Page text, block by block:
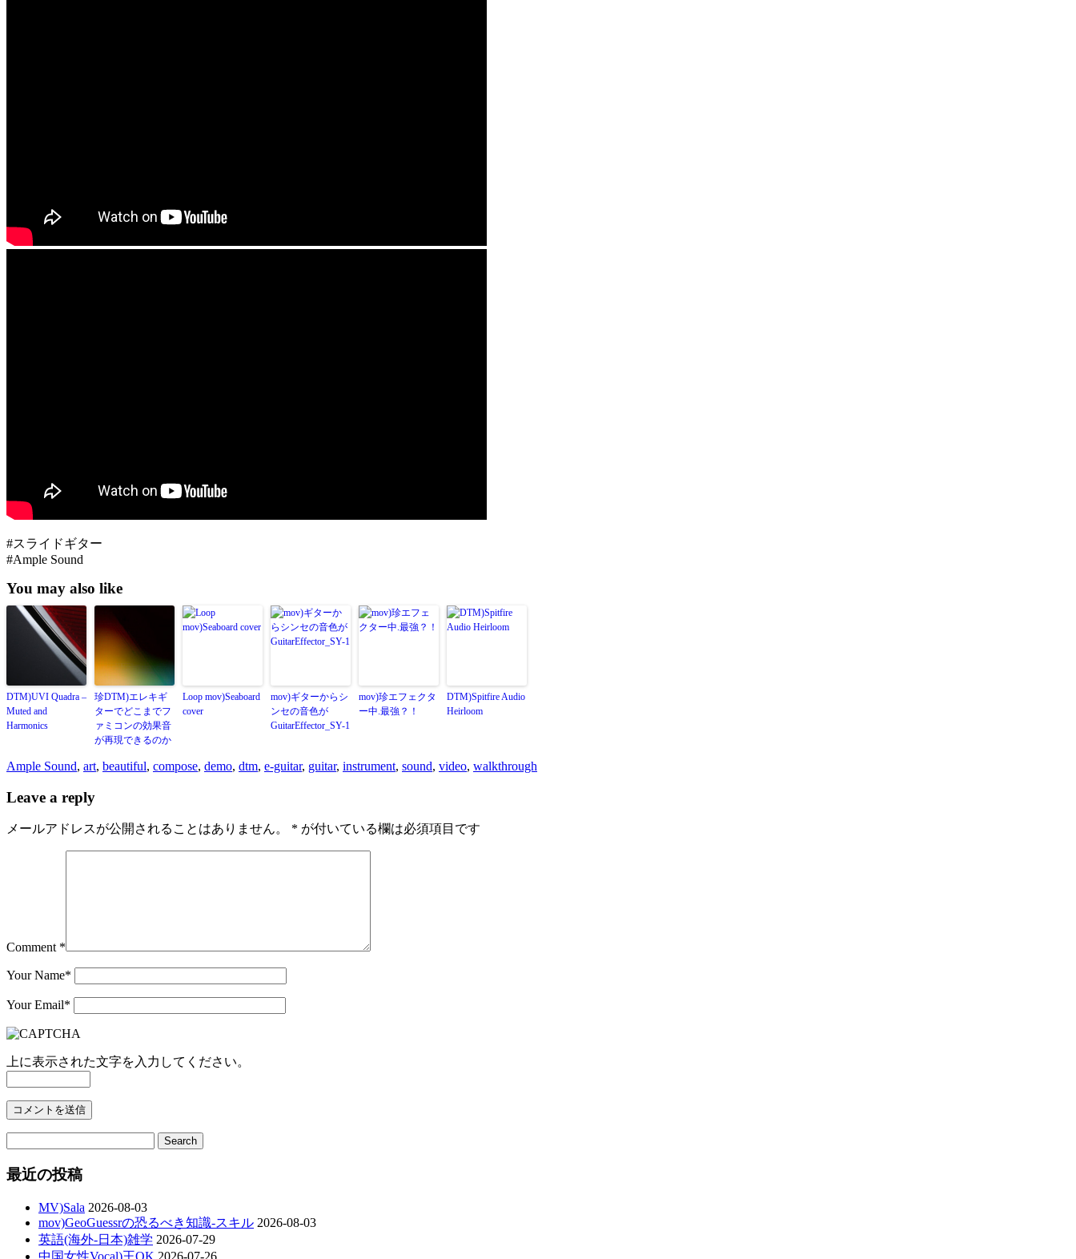
#スライドギター
#Ample Sound
You may also like
DTM)UVI Quadra –
Muted and
Harmonics
珍DTM)エレキギ
ターでどこまでフ
ァミコンの効果音
が再現できるのか
Loop mov)Seaboard
cover
mov)ギターからシ
ンセの音色が
GuitarEffector_SY-1
mov)珍エフェクタ
ー中.最強？！
DTM)Spitfire Audio
Heirloom
Ample Sound, art, beautiful, compose, demo, dtm, e-guitar, guitar, instrument, sound, video, walkthrough
Leave a reply
メールアドレスが公開されることはありません。 * が付いている欄は必須項目です
Comment *
Your Name*
Your Email*
上に表示された文字を入力してください。
最近の投稿
MV)Sala 2026-08-03
mov)GeoGuessrの恐るべき知識-スキル 2026-08-03
英語(海外-日本)雑学 2026-07-29
中国女性Vocal)王OK 2026-07-26